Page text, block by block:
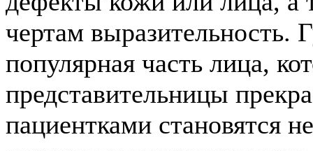
чертам выразительность.
популярная часть лица,
представительницы
пациентками становятся